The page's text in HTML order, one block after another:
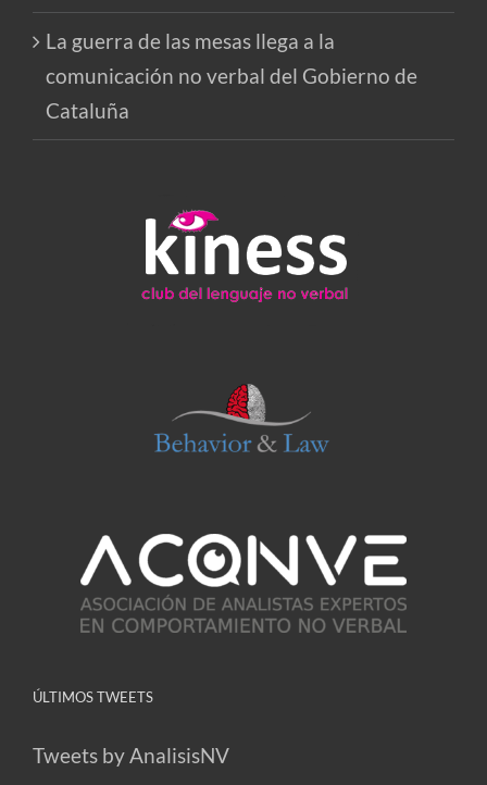
La guerra de las mesas llega a la
comunicación no verbal del Gobierno de
Cataluña
ÚLTIMOS TWEETS
Tweets by AnalisisNV